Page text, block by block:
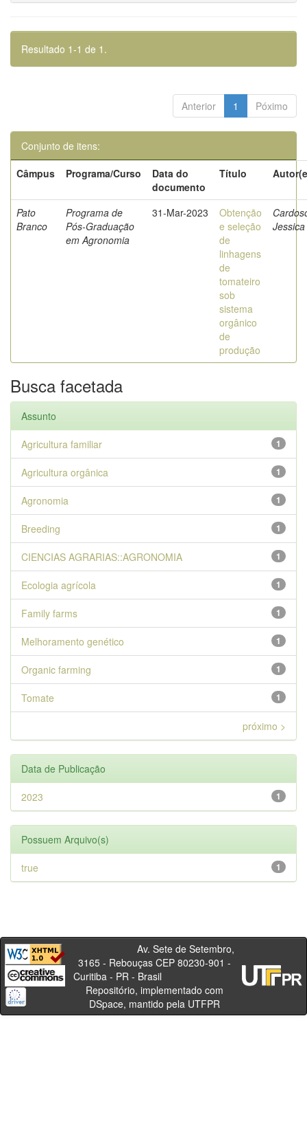
Resultado 1-1 de 1.
Anterior 1 Póximo
Conjunto de itens:
Câmpus
Programa/Curso
Data do
documento
Título
Pato
Branco
Programa de
Pós-Graduação
em Agronomia
31-Mar-2023
Obtenção
e seleção
de
linhagens
de
tomateiro
sob
sistema
orgânico
de
produção
Jessica
Busca facetada
Assunto
1
Agricultura familiar
1
Agricultura orgânica
1
Agronomia
1
Breeding
1
CIENCIAS AGRARIAS::AGRONOMIA
1
Ecologia agrícola
1
Family farms
1
Melhoramento genético
1
Organic farming
1
Tomate
próximo >
Data de Publicação
1
2023
Possuem Arquivo(s)
1
true
Av. Sete de Setembro,
3165 - Rebouças CEP 80230-901 -
Curitiba - PR - Brasil
Repositório, implementado com
DSpace, mantido pela UTFPR